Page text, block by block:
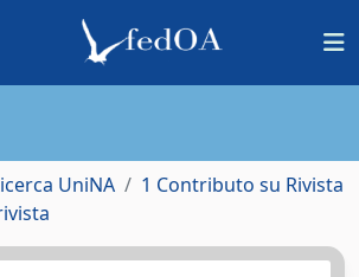
UniNA
1 Contributo su Rivista